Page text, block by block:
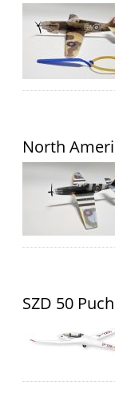
North
SZD 50